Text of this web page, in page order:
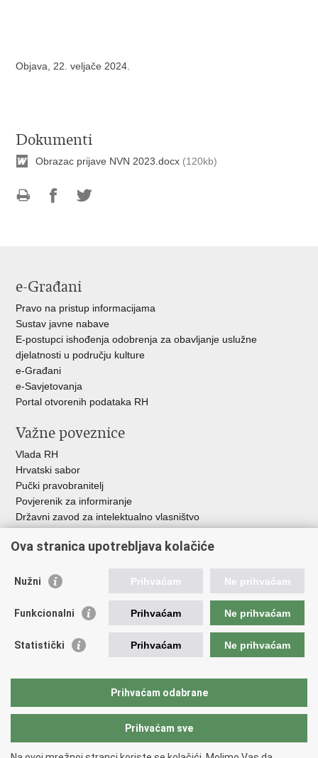
Objava, 22. veljače 2024.
Dokumenti
Obrazac prijave NVN 2023.docx (120kb)
e-Građani
Pravo na pristup informacijama
Sustav javne nabave
E-postupci ishođenja odobrenja za obavljanje uslužne
djelatnosti u području kulture
e-Građani
e-Savjetovanja
Portal otvorenih podataka RH
Važne poveznice
Vlada RH
Hrvatski sabor
Pučki pravobranitelj
Povjerenik za informiranje
Državni zavod za intelektualno vlasništvo
HAKOM
Ostale poveznice
Hrvatski audiovizualni centar
Creative Europe
EU National Institutes for Culture
Međunarodni centar za podvodnu arheologiju u Zadru (MCPA)
Ova stranica upotrebljava kolačiće
Nužni Prihvaćam Ne prihvaćam
Funkcionalni Prihvaćam Ne prihvaćam
Statistički Prihvaćam Ne prihvaćam
Prihvaćam odabrane
Prihvaćam sve